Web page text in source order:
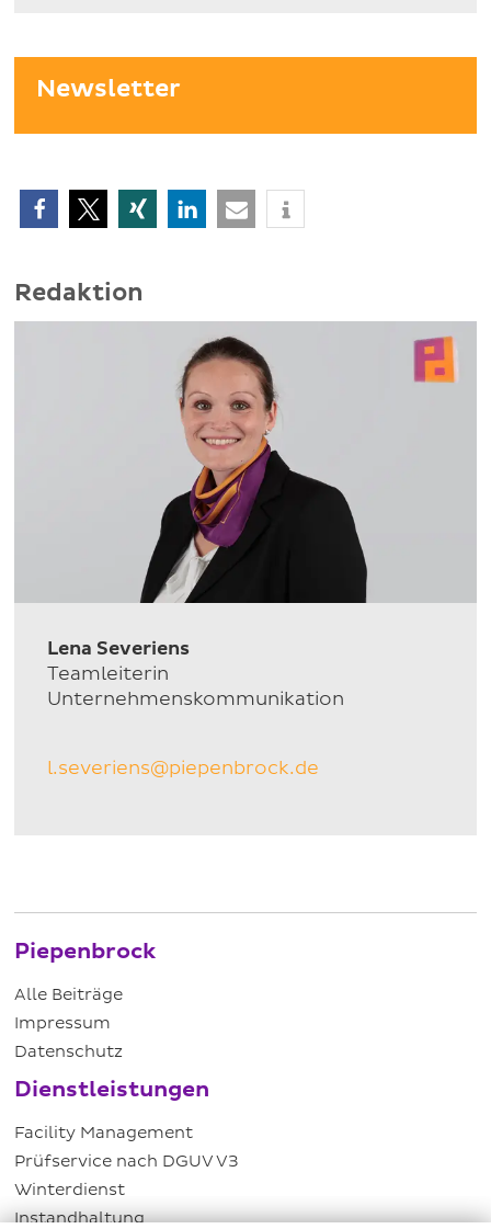
Newsletter
Redaktion
Lena Severiens
Teamleiterin
Unternehmenskommunikation
l.severiens@piepenbrock.de
Piepenbrock
Alle Beiträge
Impressum
Datenschutz
Dienstleistungen
Facility Management
Prüfservice nach DGUV V3
Winterdienst
Instandhaltung